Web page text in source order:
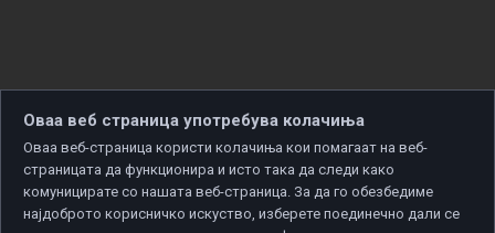
Оваа веб страница употребува колачиња
Оваа веб-страница користи колачиња кои помагаат на веб-
страницата да функционира и исто така да следи како
комуницирате со нашата веб-страница. За да го обезбедиме
најдоброто корисничко искуство, изберете поединечно дали се